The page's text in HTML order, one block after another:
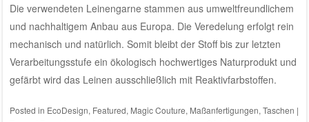
Die verwendeten Leinengarne stammen aus umweltfreundlichem
und nachhaltigem Anbau aus Europa. Die Veredelung erfolgt rein
mechanisch und natürlich. Somit bleibt der Stoff bis zur letzten
Verarbeitungsstufe ein ökologisch hochwertiges Naturprodukt und
gefärbt wird das Leinen ausschließlich mit Reaktivfarbstoffen.
Posted in EcoDesign, Featured, Magic Couture, Maßanfertigungen,Taschen |